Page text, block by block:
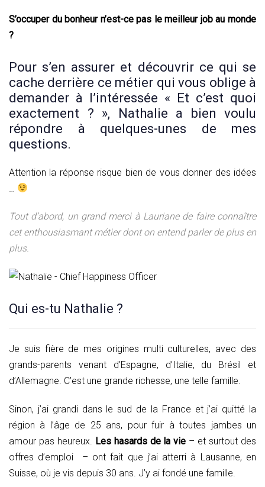
S’occuper du bonheur n’est-ce pas le meilleur job au monde
?
Pour s’en assurer et découvrir ce qui se
cache derrière ce métier qui vous oblige à
demander à l’intéressée « Et c’est quoi
exactement ? », Nathalie a bien voulu
répondre à quelques-unes de mes
questions.
Attention la réponse risque bien de vous donner des idées
Tout d’abord, un grand merci à Lauriane de faire connaître
cet enthousiasmant métier dont on entend parler de plus en
plus.
Qui es-tu Nathalie ?
Je suis fière de mes origines multi culturelles, avec des
grands-parents venant d’Espagne, d’Italie, du Brésil et
d’Allemagne. C’est une grande richesse, une telle famille.
Sinon, j’ai grandi dans le sud de la France et j’ai quitté la
région à l’âge de 25 ans, pour fuir à toutes jambes un
amour pas heureux. Les hasards de la vie – et surtout des
offres d’emploi – ont fait que j’ai atterri à Lausanne, en
Suisse, où je vis depuis 30 ans. J’y ai fondé une famille.